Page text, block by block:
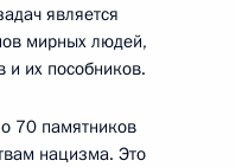
является
мирных людей,
и их пособников.
70 памятников
нацизма. Это